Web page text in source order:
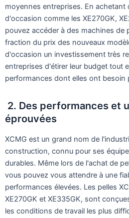
moyennes entreprises. En achetant
d'occasion comme les XE270GK,
pouvez accéder à des machines de
fraction du prix des nouveaux
d'occasion un investissement très
entreprises d'étirer leur budget tout
performances dont elles ont besoin
2. Des performances et
éprouvées
XCMG est un grand nom de
construction, connu pour ses
durables. Même lors de l'achat de
vous pouvez vous attendre à une
performances élevées. Les pelles
XE270GK et XE335GK, sont
les conditions de travail les plus